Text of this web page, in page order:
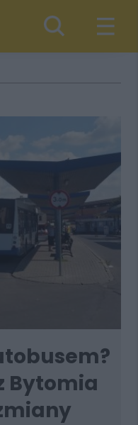
Bytomia